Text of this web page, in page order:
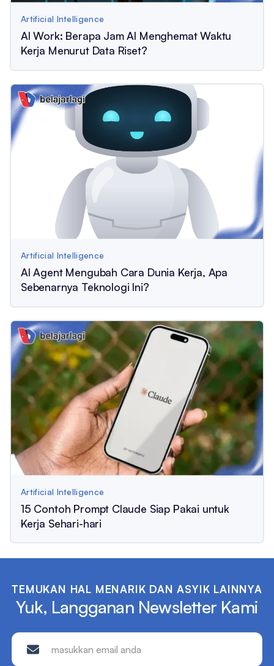
Artificial Intelligence
AI Work: Berapa Jam AI Menghemat Waktu
Kerja Menurut Data Riset?
Artificial Intelligence
AI Agent Mengubah Cara Dunia Kerja, Apa
Sebenarnya Teknologi Ini?
Artificial Intelligence
15 Contoh Prompt Claude Siap Pakai untuk
Kerja Sehari-hari
TEMUKAN HAL MENARIK DAN ASYIK LAINNYA
Yuk, Langganan Newsletter Kami